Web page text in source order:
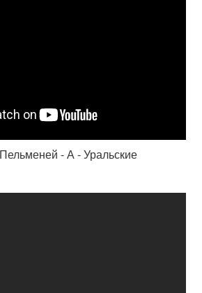
- А - Уральские